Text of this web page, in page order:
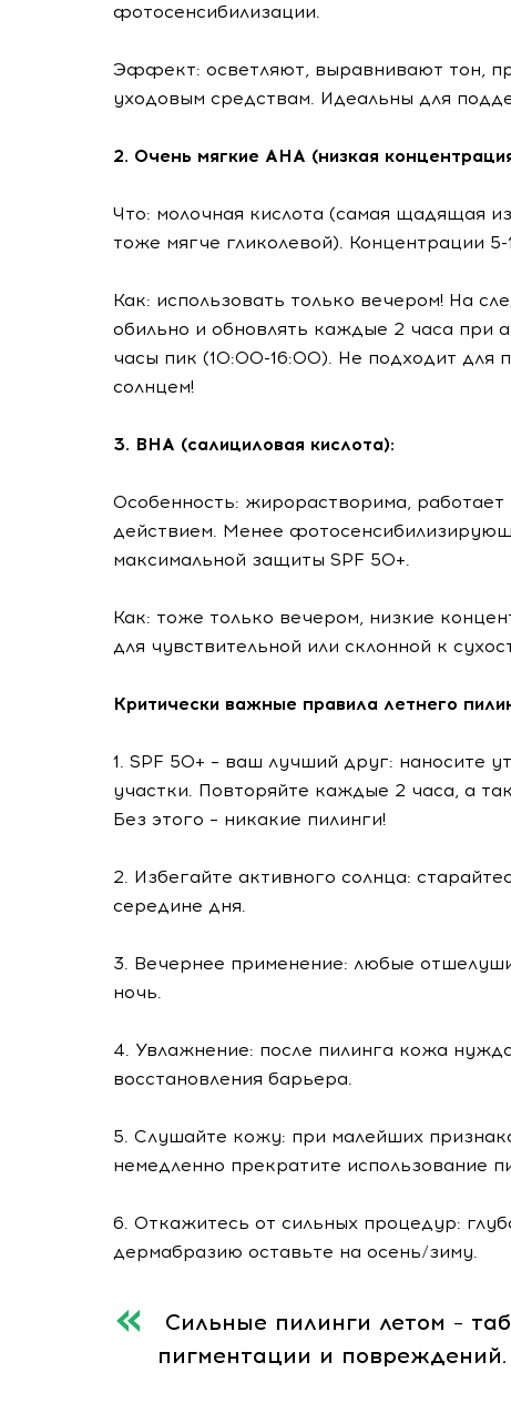
фотосенсибилизации.
Эффект: осветляют, выравнивают тон,
уходовым средствам. Идеальны для
2. Очень мягкие AHA (низкая
Что: молочная кислота (самая щадящая
тоже мягче гликолевой). Концентрации
Как: использовать только вечером! На
обильно и обновлять каждые 2 часа при
часы пик (10:00-16:00). Не подходит для
солнцем!
3. BHA (салициловая кислота):
Особенность: жирорастворима,
действием. Менее
максимальной защиты SPF 50+.
Как: тоже только вечером, низкие
для чувствительной или склонной к
Критически важные правила летнего
1. SPF 50+ – ваш лучший друг: наносите
участки. Повторяйте каждые 2 часа, а
Без этого – никакие пилинги!
2. Избегайте активного солнца:
середине дня.
3. Вечернее применение: любые
ночь.
4. Увлажнение: после пилинга кожа
восстановления барьера.
5. Слушайте кожу: при малейших
немедленно прекратите использование
6. Откажитесь от сильных процедур:
дермабразию оставьте на осень/зиму.
Сильные пилинги летом –
пигментации и повреждений.